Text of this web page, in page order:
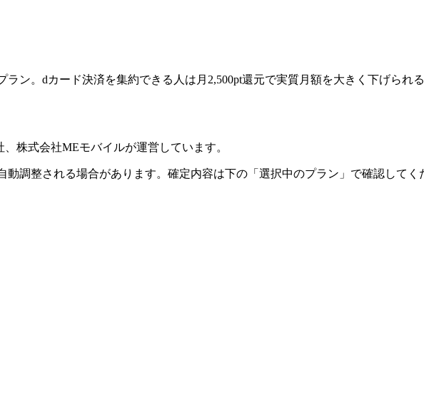
ラン。dカード決済を集約できる人は月2,500pt還元で実質月額を大きく下げられ
株式会社MEモバイルが運営しています。
調整される場合があります。確定内容は下の「選択中のプラン」で確認してく